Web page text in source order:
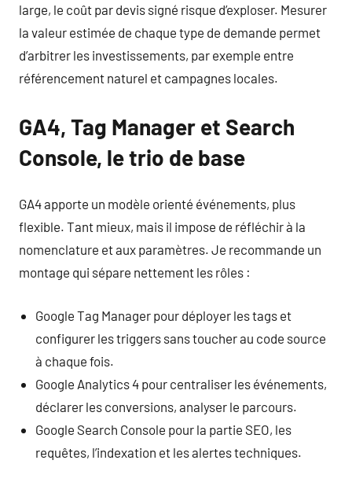
large, le coût par devis signé risque d’exploser. Mesurer
la valeur estimée de chaque type de demande permet
d’arbitrer les investissements, par exemple entre
référencement naturel et campagnes locales.
GA4, Tag Manager et Search
Console, le trio de base
GA4 apporte un modèle orienté événements, plus
flexible. Tant mieux, mais il impose de réfléchir à la
nomenclature et aux paramètres. Je recommande un
montage qui sépare nettement les rôles :
Google Tag Manager pour déployer les tags et
configurer les triggers sans toucher au code source
à chaque fois.
Google Analytics 4 pour centraliser les événements,
déclarer les conversions, analyser le parcours.
Google Search Console pour la partie SEO, les
requêtes, l’indexation et les alertes techniques.